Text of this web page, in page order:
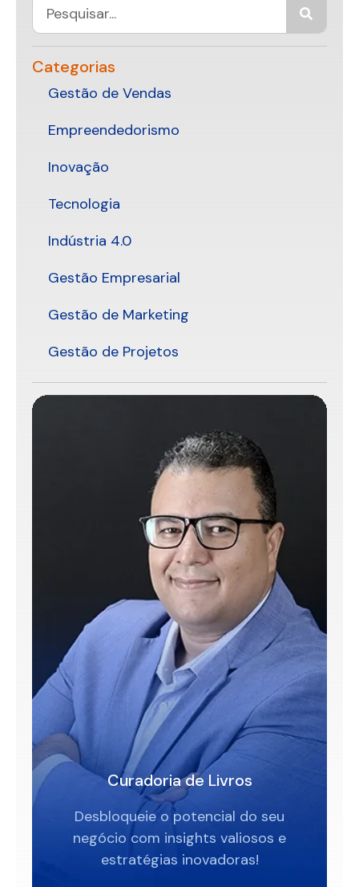
Categorias
Gestão de Vendas
Empreendedorismo
Inovação
Tecnologia
Indústria 4.0
Gestão Empresarial
Gestão de Marketing
Gestão de Projetos
Curadoria de Livros
Desbloqueie o potencial do seu
negócio com insights valiosos e
estratégias inovadoras!